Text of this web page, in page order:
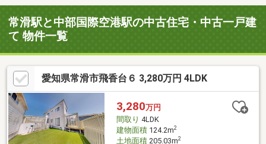
常滑駅と中部国際空港駅の中古住宅・中古一戸建
て 物件一覧
愛知県常滑市飛香台６ 3,280万円 4LDK
3,280万円
間取り 4LDK
建物面積124.2m2
土地面積205.03m2